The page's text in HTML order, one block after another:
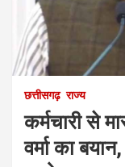
छत्तीसगढ़ राज्य
कर्मचारी से
वर्मा का